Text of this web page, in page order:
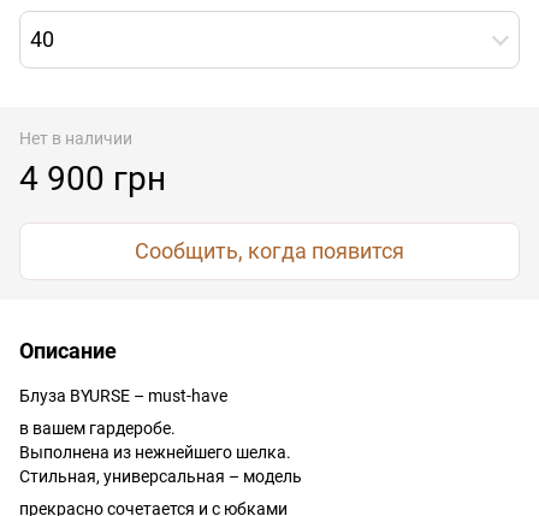
40
Нет в наличии
4 900 грн
Сообщить, когда появится
Описание
Блуза BYURSE – must-have
в вашем гардеробе.
Выполнена из нежнейшего шелка.
Стильная, универсальная – модель
прекрасно сочетается и с юбками